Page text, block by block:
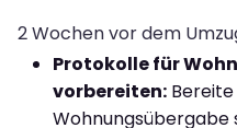
2 Wochen vor dem
Protokolle für
vorbereiten:
Wohnungsübergabe